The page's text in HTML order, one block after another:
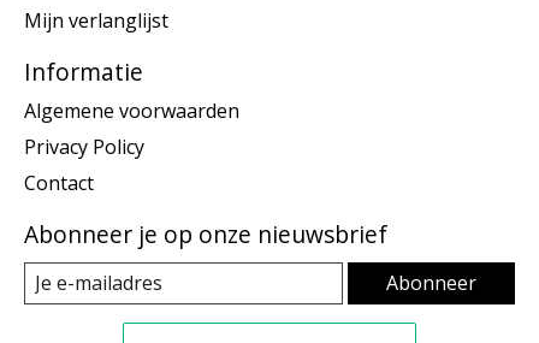
Mijn verlanglijst
Informatie
Algemene voorwaarden
Privacy Policy
Contact
Abonneer je op onze nieuwsbrief
Abonneer